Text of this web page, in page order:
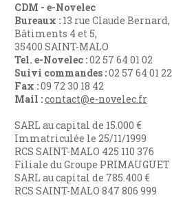
CDM - e-Novelec
Bureaux : 13 rue Claude Bernard,
Bâtiments 4 et 5,
35400 SAINT-MALO
Tel. e-Novelec :02 57 64 01 02
Suivi commandes :02 57 64 01 22
Fax :09 72 30 18 42
Mail :contact@e-novelec.fr
SARL au capital de 15.000 €
Immatriculée le 25/11/1999
RCS SAINT-MALO 425 110 376
Filiale du Groupe PRIMAUGUET
SARL au capital de 785.400 €
RCS SAINT-MALO 847 806 999